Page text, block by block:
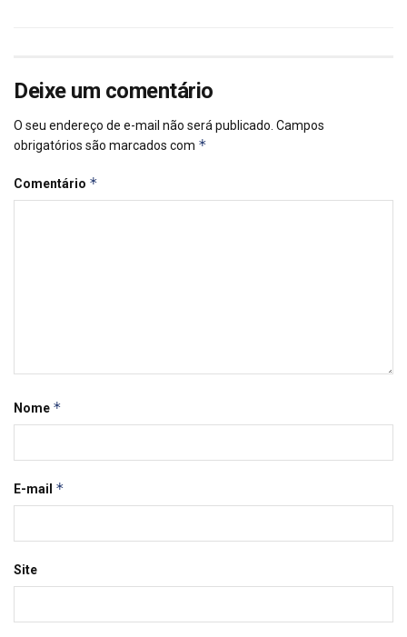
Deixe um comentário
O seu endereço de e-mail não será publicado. Campos
obrigatórios são marcados com *
Comentário *
Nome *
E-mail *
Site